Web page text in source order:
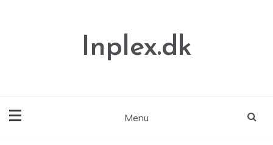
Inplex.dk
Menu